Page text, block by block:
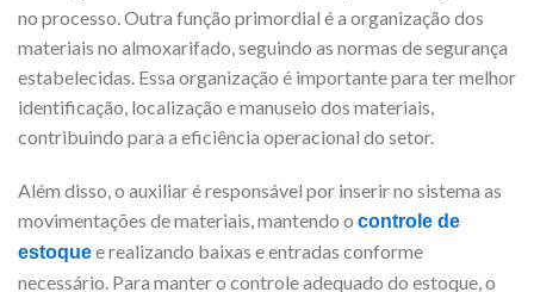
no processo. Outra função primordial é a organização dos
materiais no almoxarifado, seguindo as normas de segurança
estabelecidas. Essa organização é importante para ter melhor
identificação, localização e manuseio dos materiais,
contribuindo para a eficiência operacional do setor.
Além disso, o auxiliar é responsável por inserir no sistema as
movimentações de materiais, mantendo o controle de
estoquee realizando baixas e entradas conforme
necessário. Para manter o controle adequado do estoque, o